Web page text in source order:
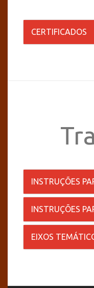
CERTIFICADOS
INSTRUÇÕES
INSTRUÇÕES
EIXOS